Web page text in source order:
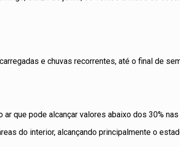
e chuvas recorrentes, até o final de
que pode alcançar valores abaixo dos 30%
do interior, alcançando principalmente o